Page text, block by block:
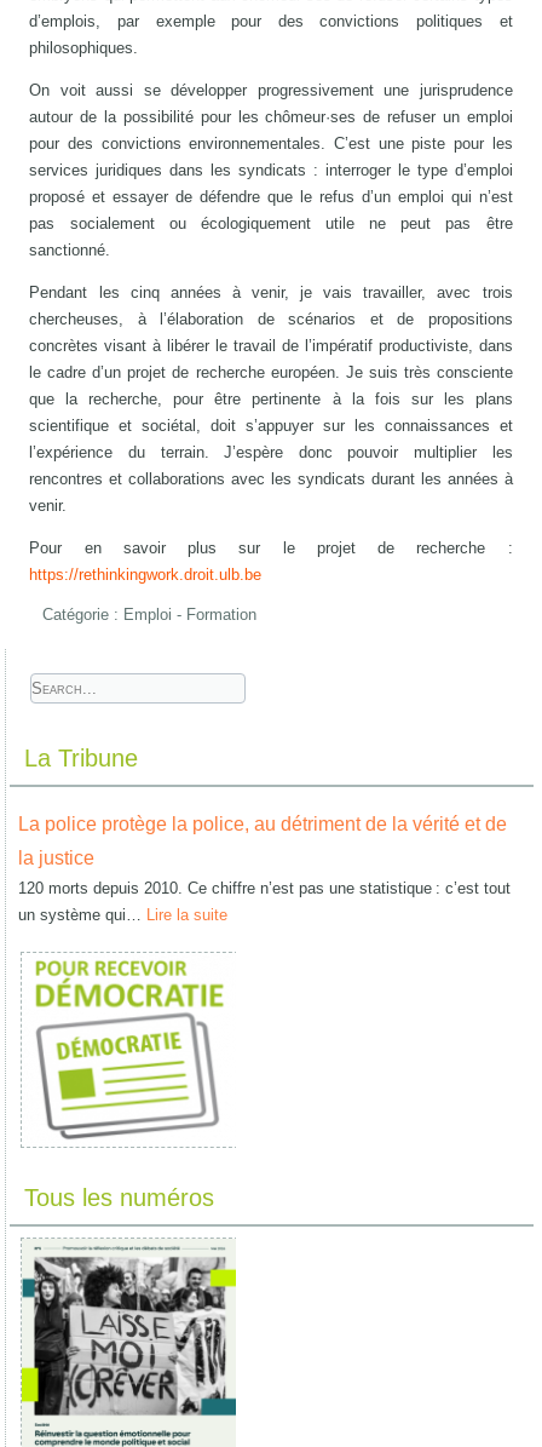
d’emplois, par exemple pour des convictions politiques et
philosophiques.
On voit aussi se développer progressivement une jurisprudence
autour de la possibilité pour les chômeur·ses de refuser un emploi
pour des convictions environnementales. C’est une piste pour les
services juridiques dans les syndicats : interroger le type d’emploi
proposé et essayer de défendre que le refus d’un emploi qui n’est
pas socialement ou écologiquement utile ne peut pas être
sanctionné.
Pendant les cinq années à venir, je vais travailler, avec trois
chercheuses, à l’élaboration de scénarios et de propositions
concrètes visant à libérer le travail de l’impératif productiviste, dans
le cadre d’un projet de recherche européen. Je suis très consciente
que la recherche, pour être pertinente à la fois sur les plans
scientifique et sociétal, doit s’appuyer sur les connaissances et
l’expérience du terrain. J’espère donc pouvoir multiplier les
rencontres et collaborations avec les syndicats durant les années à
venir.
Pour en savoir plus sur le projet de recherche :
https://rethinkingwork.droit.ulb.be
Catégorie : Emploi - Formation
La Tribune
La police protège la police, au détriment de la vérité et de
la justice
120 morts depuis 2010. Ce chiffre n’est pas une statistique : c’est tout
un système qui… Lire la suite
Tous les numéros